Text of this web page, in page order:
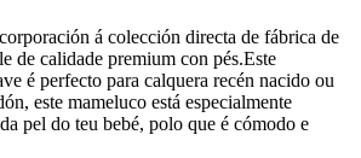
á colección directa de fábrica de
de calidade premium con pés.Este
é perfecto para calquera recén nacido ou
este mameluco está especialmente
pel do teu bebé, polo que é cómodo e